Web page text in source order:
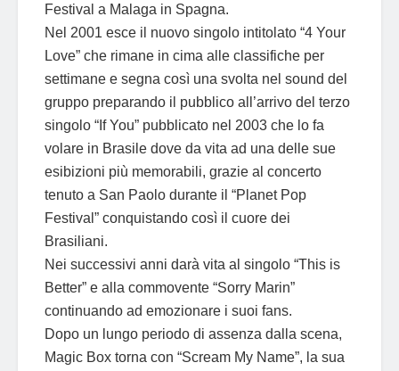
Festival a Malaga in Spagna.
Nel 2001 esce il nuovo singolo intitolato “4 Your
Love” che rimane in cima alle classifiche per
settimane e segna così una svolta nel sound del
gruppo preparando il pubblico all’arrivo del terzo
singolo “If You” pubblicato nel 2003 che lo fa
volare in Brasile dove da vita ad una delle sue
esibizioni più memorabili, grazie al concerto
tenuto a San Paolo durante il “Planet Pop
Festival” conquistando così il cuore dei
Brasiliani.
Nei successivi anni darà vita al singolo “This is
Better” e alla commovente “Sorry Marin”
continuando ad emozionare i suoi fans.
Dopo un lungo periodo di assenza dalla scena,
Magic Box torna con “Scream My Name”, la sua